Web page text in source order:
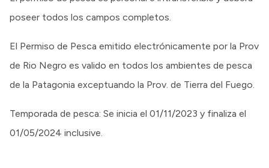
poseer todos los campos completos.
El Permiso de Pesca emitido electrónicamente por la Prov
de Rio Negro es valido en todos los ambientes de pesca
de la Patagonia exceptuando la Prov. de Tierra del Fuego.
Temporada de pesca: Se inicia el 01/11/2023 y finaliza el
01/05/2024 inclusive.